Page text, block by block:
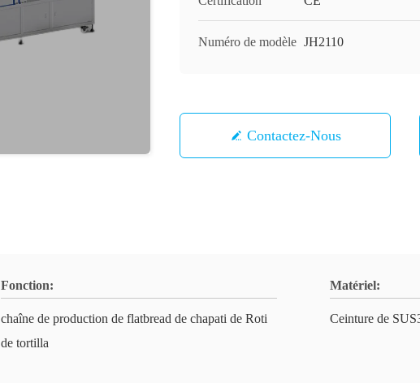
Numéro de modèle JH2110
Contactez-Nous
Fonction:
chaîne de production de flatbread de chapati de Roti
de tortilla
Matériel:
Ceinture de